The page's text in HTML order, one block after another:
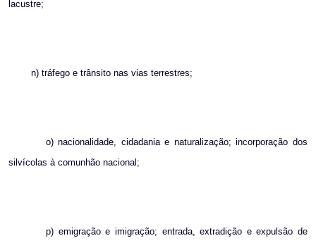
lacustre;
n) tráfego e trânsito nas vias terrestres;
o) nacionalidade, cidadania e naturalização; incorporação dos
silvícolas à comunhão nacional;
p) emigração e imigração; entrada, extradição e expulsão de